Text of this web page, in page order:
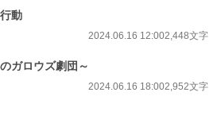
動
2024.06.16 12:002,448文字
ガロウズ劇団～
2024.06.16 18:002,952文字